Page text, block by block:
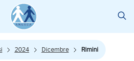
2024 Dicembre Rimini